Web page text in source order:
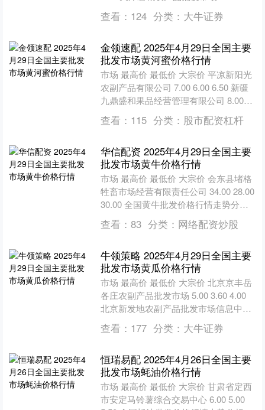
1.20 邯郸开发区....
查看： 124 分类： 大牛证券
金领速配 2025年4月29日全国主要
批发市场黄河蜜价格行情
市场 最高价 最低价 大宗价 平凉新阳光
农副产品有限公司 7.00 6.00 6.50 新疆
九鼎盛和果品经营管理有限公司 8.00
7.50 8.00 全国黄河....
查看： 115 分类： 股市配资杠杆
华信配资 2025年4月29日全国主要
批发市场黄牛价格行情
市场 最高价 最低价 大宗价 会东县堵格
牲畜市场经营有限责任公司 34.00 28.00
30.00 全国黄牛批发价格行情走势分析
华信配资 从今日全国黄牛批发市....
查看： 83 分类： 网络配资炒股
牛领策略 2025年4月29日全国主要
批发市场黄瓜价格行情
市场 最高价 最低价 大宗价 北京京丰岳
各庄农副产品批发市场 5.00 3.60 4.00
北京新发地农副产品批发市场信息中心
3.00 2.00 2.50 北....
查看： 177 分类： 大牛证券
恒瑞易配 2025年4月26日全国主要
批发市场蚝油价格行情
市场 最高价 最低价 大宗价 甘肃省定西
市安定马铃薯综合交易中心 6.00 5.00